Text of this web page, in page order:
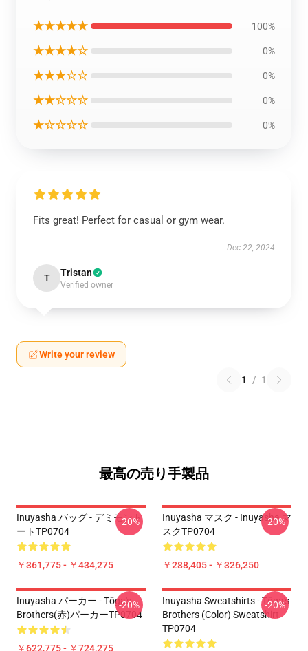
★★★★★ 100%
★★★★☆ 0%
★★★☆☆ 0%
★★☆☆☆ 0%
★☆☆☆☆ 0%
Fits great! Perfect for casual or gym wear.
Dec 22, 2024
T Tristan
Verified owner
Write your review
1 / 1
最高の売り手製品
Inuyasha バッグ - デミモント
ートTP0704
￥361,775 - ￥434,275
-20%
Inuyasha マスク - Inuyasha マ
スクTP0704
￥288,405 - ￥326,250
-20%
Inuyasha パーカー - Tōga's
Brothers(赤)パーカーTP0704
￥622,775 - ￥724,275
-20%
Inuyasha Sweatshirts - Tōga's
Brothers (color) Sweatshirt
TP0704
-20%